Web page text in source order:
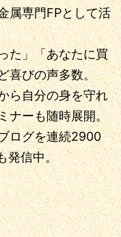
属専門FPとして活
た」「あなたに買
喜びの声多数。
ら自分の身を守れ
ナーも随時展開。
ログを連続2900
信中。